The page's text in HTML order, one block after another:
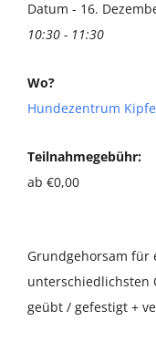
Unsere Shops
Ernährungsberatung
Terminkalender
Kontakt & Anfahrt
Datum - 16.
10:30 - 11:30
Wo?
Hundezentrum
Teilnahmegebühr:
ab €0,00
Grundgehorsam für
unterschiedlichsten
geübt / gefestigt +